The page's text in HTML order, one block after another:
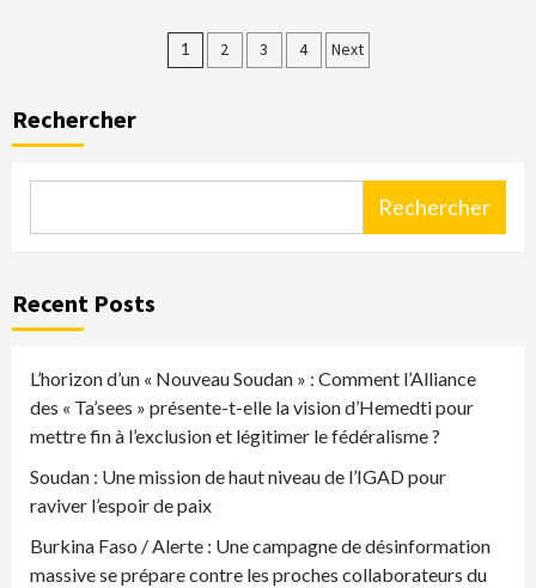
Pagination
1 2 3 4 Next
Rechercher
Rechercher
Recent Posts
L’horizon d’un « Nouveau Soudan » : Comment l’Alliance
des « Ta’sees » présente-t-elle la vision d’Hemedti pour
mettre fin à l’exclusion et légitimer le fédéralisme ?
Soudan : Une mission de haut niveau de l’IGAD pour
raviver l’espoir de paix
Burkina Faso / Alerte : Une campagne de désinformation
massive se prépare contre les proches collaborateurs du